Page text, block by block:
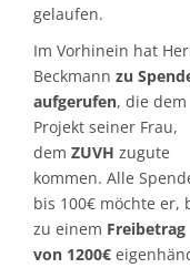
gelaufen.
Im Vorhinein hat
Beckmann zu
aufgerufen, die dem
Projekt seiner Frau,
dem ZUVH zugute
kommen. Alle
bis 100€ möchte er,
zu einem Freibetrag
von 1200€